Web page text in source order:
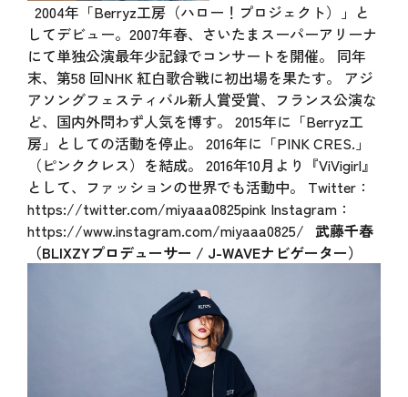
2004年「Berryz工房（ハロー！プロジェクト）」と
してデビュー。2007年春、さいたまスーパーアリーナ
にて単独公演最年少記録でコンサートを開催。 同年
末、第58 回NHK 紅白歌合戦に初出場を果たす。 アジ
アソングフェスティバル新人賞受賞、フランス公演な
ど、国内外問わず人気を博す。 2015年に「Berryz工
房」としての活動を停止。 2016年に「PINK CRES.」
（ピンククレス）を結成。 2016年10月より『ViVigirl』
として、ファッションの世界でも活動中。 Twitter：
https://twitter.com/miyaaa0825pink Instagram：
https://www.instagram.com/miyaaa0825/ 武藤千春
（BLIXZYプロデューサー / J-WAVEナビゲーター）